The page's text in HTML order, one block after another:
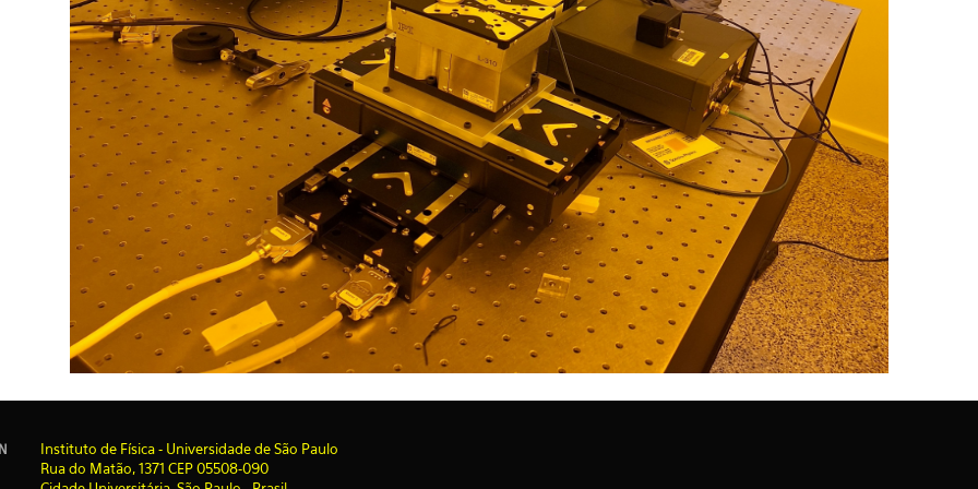
Instituto de Física - Universidade de São Paulo
Rua do Matão, 1371 CEP 05508-090